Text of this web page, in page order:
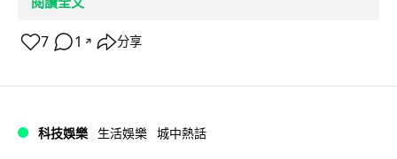
7 1 ↗ 分享
科技娛樂 生活娛樂 城中熱話